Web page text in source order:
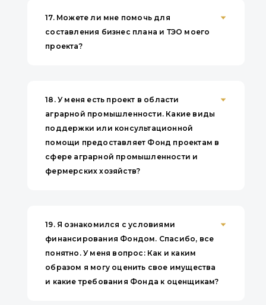
17. Можете ли мне помочь для
составления бизнес плана и ТЭО моего
проекта?
18. У меня есть проект в области
аграрной промышленности. Какие виды
поддержки или консультационной
помощи предоставляет Фонд проектам в
сфере аграрной промышленности и
фермерских хозяйств?
19. Я ознакомился с условиями
финансирования Фондом. Спасибо, все
понятно. У меня вопрос: Как и каким
образом я могу оценить свое имущества
и какие требования Фонда к оценщикам?